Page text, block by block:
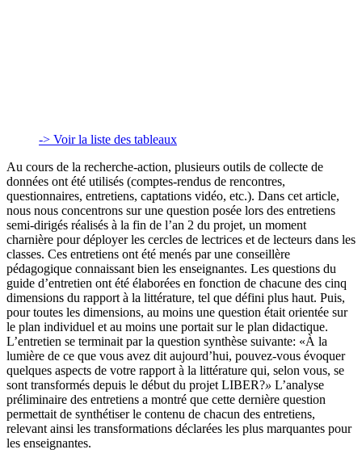
-> Voir la liste des tableaux
Au cours de la recherche-action, plusieurs outils de collecte de
données ont été utilisés (comptes-rendus de rencontres,
questionnaires, entretiens, captations vidéo, etc.). Dans cet article,
nous nous concentrons sur une question posée lors des entretiens
semi-dirigés réalisés à la fin de l’an 2 du projet, un moment
charnière pour déployer les cercles de lectrices et de lecteurs dans les
classes. Ces entretiens ont été menés par une conseillère
pédagogique connaissant bien les enseignantes. Les questions du
guide d’entretien ont été élaborées en fonction de chacune des cinq
dimensions du rapport à la littérature, tel que défini plus haut. Puis,
pour toutes les dimensions, au moins une question était orientée sur
le plan individuel et au moins une portait sur le plan didactique.
L’entretien se terminait par la question synthèse suivante: «À la
lumière de ce que vous avez dit aujourd’hui, pouvez-vous évoquer
quelques aspects de votre rapport à la littérature qui, selon vous, se
sont transformés depuis le début du projet LIBER?» L’analyse
préliminaire des entretiens a montré que cette dernière question
permettait de synthétiser le contenu de chacun des entretiens,
relevant ainsi les transformations déclarées les plus marquantes pour
les enseignantes.